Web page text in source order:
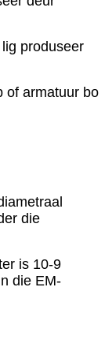
produseer
of armatuur bo
die
is 10-9
die EM-